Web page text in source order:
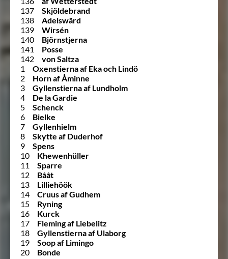
137
Skjöldebrand
138
Adelswärd
139
Wirsén
140
Björnstjerna
141
Posse
142
von Saltza
1
Oxenstierna af Eka och Lindö
2
Horn af Åminne
3
Gyllenstierna af Lundholm
4
De la Gardie
5
Schenck
6
Bielke
7
Gyllenhielm
8
Skytte af Duderhof
9
Spens
10
Khewenhüller
11
Sparre
12
Bååt
13
Lilliehöök
14
Cruus af Gudhem
15
Ryning
16
Kurck
17
Fleming af Liebelitz
18
Gyllenstierna af Ulaborg
19
Soop af Limingo
20
Bonde